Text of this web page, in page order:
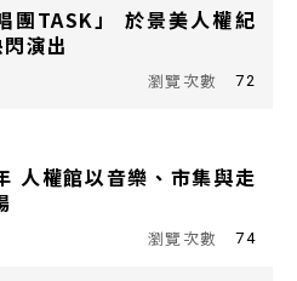
團TASK」 於景美人權紀
演出
72
人權館以音樂、市集與走
74